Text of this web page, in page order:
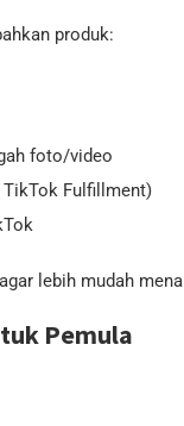
produk:
foto/video
Fulfillment)
lebih mudah
Pemula